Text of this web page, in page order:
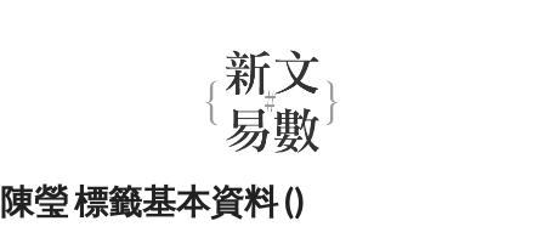
陳瑩 標籤基本資料 ()